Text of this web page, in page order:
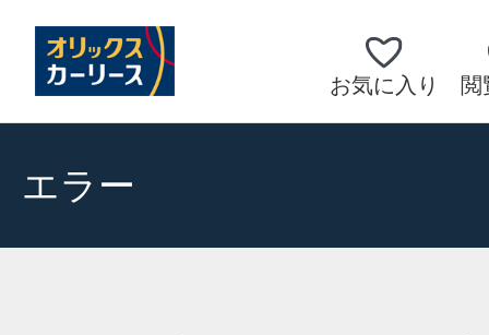
お気に入り 閲
エラー